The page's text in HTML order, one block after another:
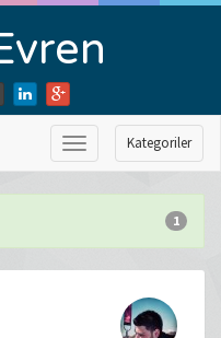
Kategoriler
Menüyü
Göster
1